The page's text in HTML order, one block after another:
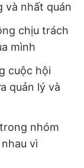
và nhất quán
chịu trách
mình
cuộc hội
quản lý và
nhóm
vì